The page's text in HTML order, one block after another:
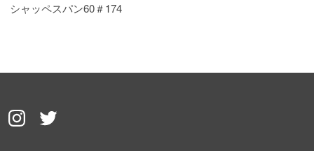
シャッペスパン60＃174